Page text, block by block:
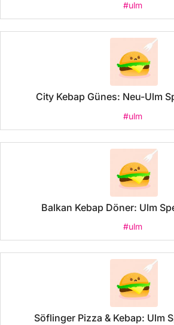
#ulm
City Kebap Günes: Neu-Ulm
#ulm
Balkan Kebap Döner: Ulm
#ulm
Söflinger Pizza & Kebap: Ulm